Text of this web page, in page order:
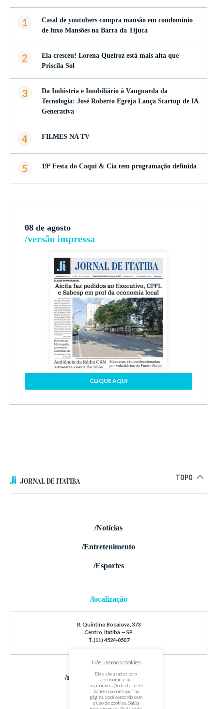
1
Casal de youtubers compra mansão em condomínio
de luxo Mansões na Barra da Tijuca
2
Ela cresceu! Lorena Queiroz está mais alta que
Priscila Sol
3
Da Indústria e Imobiliário à Vanguarda da
Tecnologia: José Roberto Egreja Lança Startup de IA
Generativa
4 FILMES NA TV
5 19ª Festa do Caqui & Cia tem programação definida
08 de agosto
/versão impressa
CLIQUE AQUI
TOPO
/Notícias
/Entretenimento
/Esportes
/localização
R. Quintino Bocaiuva, 373
Centro, Itatiba — SP
T. (11) 4524-0507
/redes sociais
Nós usamos cookies
Eles são usados para
aprimorar a sua
experiência. Ao fechar este
banner ou continuar na
página, você concorda com
o uso de cookies. Saiba